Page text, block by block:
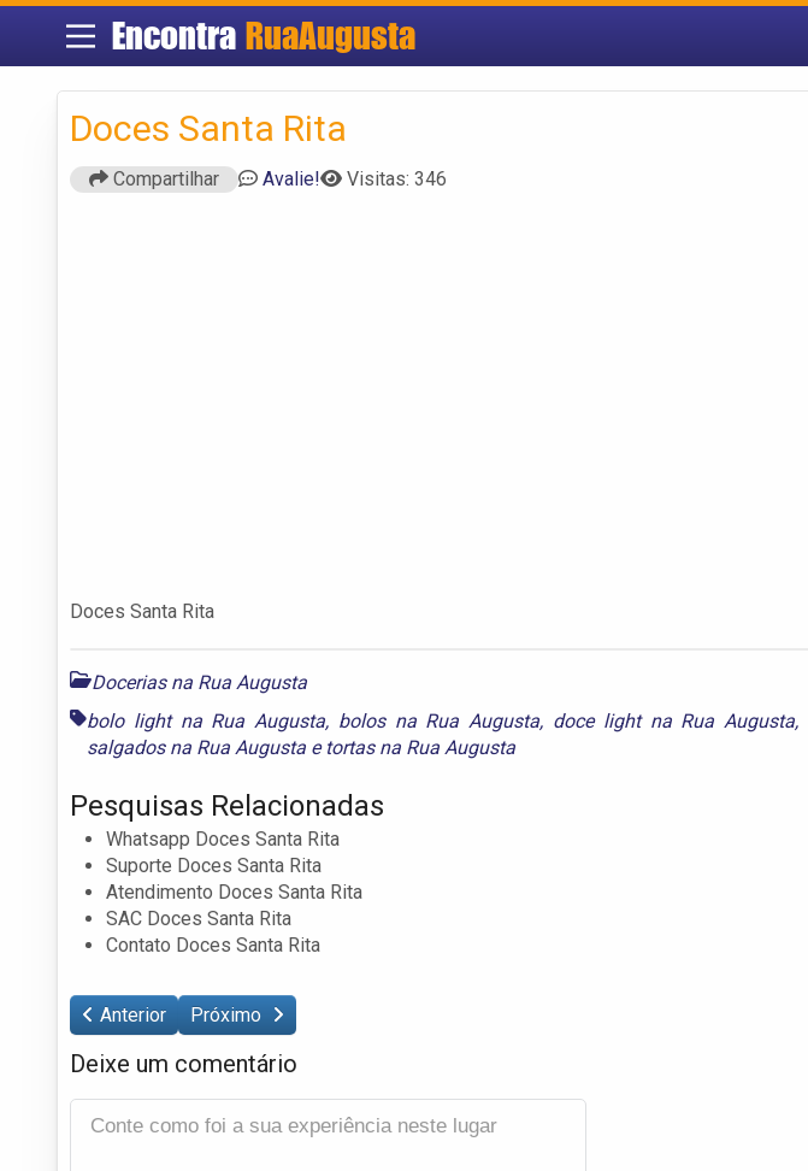
EncontraRuaAugusta
Doces Santa Rita
Compartilhar Avalie! Visitas: 346
Doces Santa Rita
Docerias na Rua Augusta
bolo light na Rua Augusta, bolos na Rua Augusta, doce light na Rua Augusta,
salgados na Rua Augusta e tortas na Rua Augusta
Pesquisas Relacionadas
Whatsapp Doces Santa Rita
Suporte Doces Santa Rita
Atendimento Doces Santa Rita
SAC Doces Santa Rita
Contato Doces Santa Rita
Anterior Próximo
Deixe um comentário